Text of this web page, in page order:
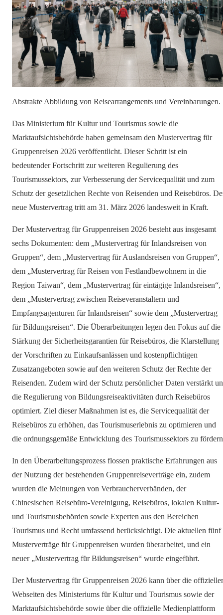
Abstrakte Abbildung von Reisearrangements und Vereinbarungen.
Das Ministerium für Kultur und Tourismus sowie die
Marktaufsichtsbehörde haben gemeinsam den Mustervertrag für
Gruppenreisen 2026 veröffentlicht. Dieser Schritt ist ein
bedeutender Fortschritt zur weiteren Regulierung des
Tourismussektors, zur Verbesserung der Servicequalität und zum
Schutz der gesetzlichen Rechte von Reisenden und Reisebüros.
neue Mustervertrag tritt am 31. März 2026 landesweit in Kraft.
Der Mustervertrag für Gruppenreisen 2026 besteht aus insgesamt
sechs Dokumenten: dem „Mustervertrag für Inlandsreisen von
Gruppen“, dem „Mustervertrag für Auslandsreisen von Gruppen“,
dem „Mustervertrag für Reisen von Festlandbewohnern in die
Region Taiwan“, dem „Mustervertrag für eintägige Inlandsreisen“,
dem „Mustervertrag zwischen Reiseveranstaltern und
Empfangsagenturen für Inlandsreisen“ sowie dem „Mustervertrag
für Bildungsreisen“. Die Überarbeitungen legen den Fokus auf die
Stärkung der Sicherheitsgarantien für Reisebüros, die Klarstellung
der Vorschriften zu Einkaufsanlässen und kostenpflichtigen
Zusatzangeboten sowie auf den weiteren Schutz der Rechte der
Reisenden. Zudem wird der Schutz persönlicher Daten verstärkt
die Regulierung von Bildungsreiseaktivitäten durch Reisebüros
optimiert. Ziel dieser Maßnahmen ist es, die Servicequalität der
Reisebüros zu erhöhen, das Tourismuserlebnis zu optimieren und
die ordnungsgemäße Entwicklung des Tourismussektors zu
In den Überarbeitungsprozess flossen praktische Erfahrungen aus
der Nutzung der bestehenden Gruppenreiseverträge ein, zudem
wurden die Meinungen von Verbraucherverbänden, der
Chinesischen Reisebüro-Vereinigung, Reisebüros, lokalen Kultur-
und Tourismusbehörden sowie Experten aus den Bereichen
Tourismus und Recht umfassend berücksichtigt. Die aktuellen fünf
Musterverträge für Gruppenreisen wurden überarbeitet, und ein
neuer „Mustervertrag für Bildungsreisen“ wurde eingeführt.
Der Mustervertrag für Gruppenreisen 2026 kann über die
Webseiten des Ministeriums für Kultur und Tourismus sowie der
Marktaufsichtsbehörde sowie über die offizielle Medienplattform